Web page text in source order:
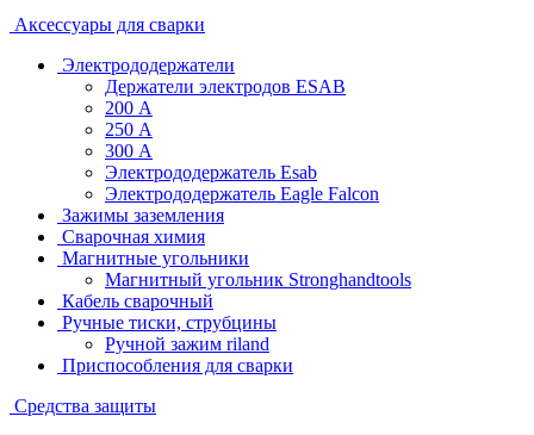
Аксессуары для сварки
Электрододержатели
Держатели электродов ESAB
200 А
250 А
300 А
Электрододержатель Esab
Электрододержатель Eagle Falcon
Зажимы заземления
Сварочная химия
Магнитные угольники
Магнитный угольник Stronghandtools
Кабель сварочный
Ручные тиски, струбцины
Ручной зажим riland
Приспособления для сварки
Средства защиты